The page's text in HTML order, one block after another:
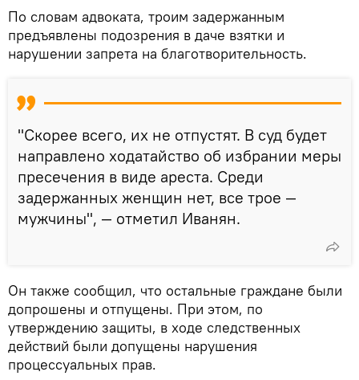
По словам адвоката, троим задержанным
предъявлены подозрения в даче взятки и
нарушении запрета на благотворительность.
"Скорее всего, их не отпустят. В суд будет
направлено ходатайство об избрании меры
пресечения в виде ареста. Среди
задержанных женщин нет, все трое —
мужчины", — отметил Иванян.
Он также сообщил, что остальные граждане были
допрошены и отпущены. При этом, по
утверждению защиты, в ходе следственных
действий были допущены нарушения
процессуальных прав.